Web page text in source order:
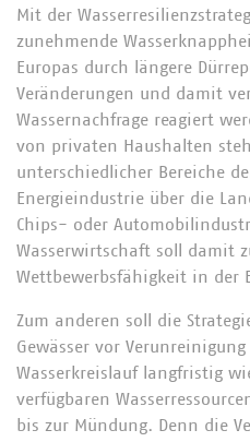
Mit der
zunehmende
Europas durch längere
Veränderungen und damit
Wassernachfrage reagiert
von privaten Haushalten
unterschiedlicher Bereiche
Energieindustrie über die
Chips- oder
Wasserwirtschaft soll damit
Wettbewerbsfähigkeit in der
Zum anderen soll die
Gewässer vor
Wasserkreislauf langfristig
verfügbaren
bis zur Mündung. Denn die